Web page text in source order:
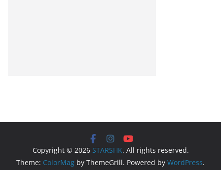
Copyright © 2026 STARSHK. All rights reserved.
Theme: ColorMag by ThemeGrill. Powered by WordPress.